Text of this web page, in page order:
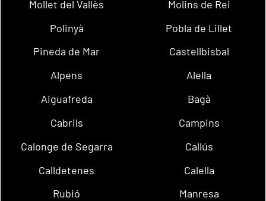
Mollet del Vallès
Molins de Rei
Polinyà
Pobla de Lillet
Pineda de Mar
Castellbisbal
Alpens
Alella
Aiguafreda
Bagà
Cabrils
Campins
Calonge de Segarra
Callús
Calldetenes
Calella
Rubió
Manresa